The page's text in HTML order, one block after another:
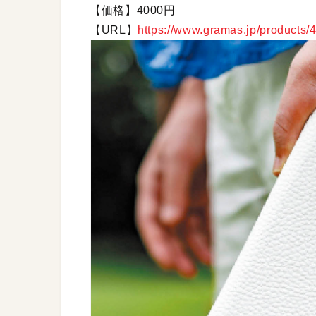
【価格】4000円
【URL】
https://www.gramas.jp/products/